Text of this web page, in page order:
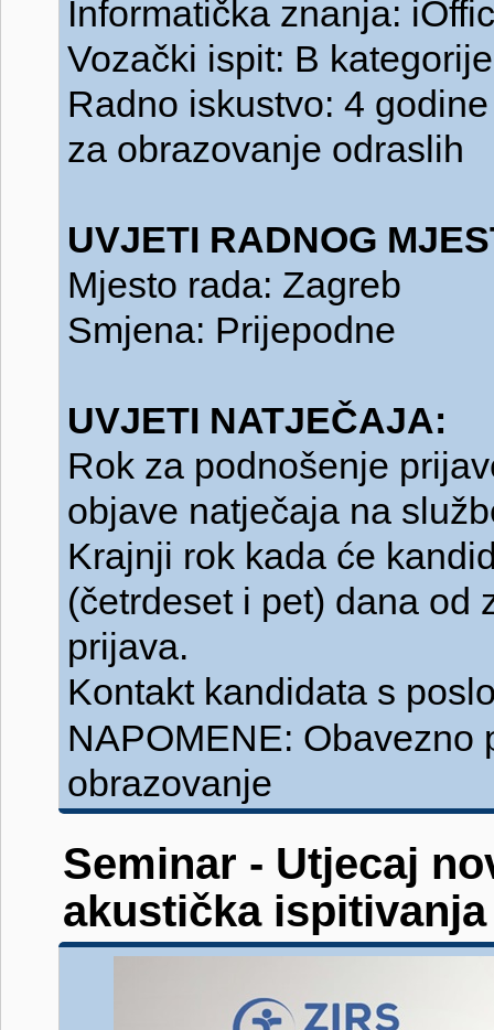
Informatička znanja:
Vozački ispit: B kategorije
Radno iskustvo: 4
za obrazovanje odraslih
UVJETI RADNOG
Mjesto rada: Zagreb
Smjena: Prijepodne
UVJETI NATJEČAJA:
Rok za podnošenje
objave natječaja na
Krajnji rok kada će
(četrdeset i pet) dana od
prijava.
Kontakt kandidata s
NAPOMENE: Obavezno
obrazovanje
Seminar - Utjecaj
akustička ispitivanja